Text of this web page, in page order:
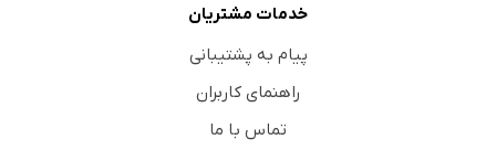
خدمات مشتریان
پیام به پشتیبانی
راهنمای کاربران
تماس با ما